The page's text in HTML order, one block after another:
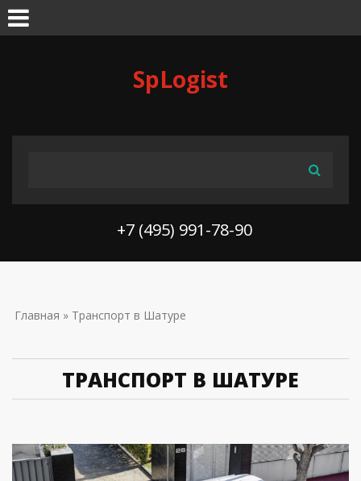
SpLogist
+7 (495) 991-78-90
ВЫ ЗДЕСЬ
Главная » Транспорт в Шатуре
ТРАНСПОРТ В ШАТУРЕ